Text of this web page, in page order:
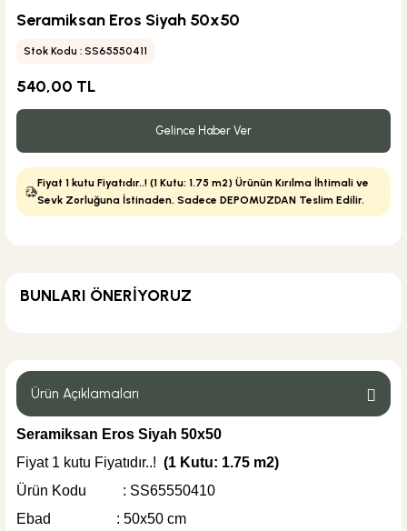
Seramiksan Eros Siyah 50x50
Stok Kodu : SS65550411
540,00 TL
Gelince Haber Ver
Fiyat 1 kutu Fiyatıdır..! (1 Kutu: 1.75 m2) Ürünün Kırılma İhtimali ve
Sevk Zorluğuna İstinaden, Sadece DEPOMUZDAN Teslim Edilir.
BUNLARI ÖNERİYORUZ
825,00 TL
Sepete Ekle
Ürün Açıklamaları
Seramiksan Eros Siyah 50x50
Fiyat 1 kutu Fiyatıdır..! (1 Kutu: 1.75 m2)
Ürün Kodu : SS65550410
Ebad : 50x50 cm